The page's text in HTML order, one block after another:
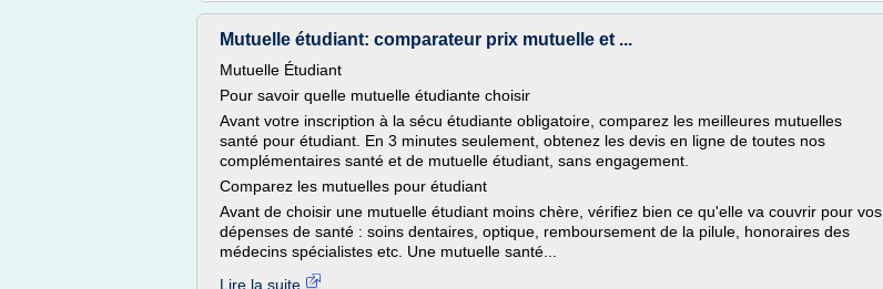
Mutuelle étudiant: comparateur prix mutuelle et ...
Mutuelle Étudiant
Pour savoir quelle mutuelle étudiante choisir
Avant votre inscription à la sécu étudiante obligatoire, comparez les meilleures mutuelles
santé pour étudiant. En 3 minutes seulement, obtenez les devis en ligne de toutes nos
complémentaires santé et de mutuelle étudiant, sans engagement.
Comparez les mutuelles pour étudiant
Avant de choisir une mutuelle étudiant moins chère, vérifiez bien ce qu'elle va couvrir pour vos
dépenses de santé : soins dentaires, optique, remboursement de la pilule, honoraires des
médecins spécialistes etc. Une mutuelle santé...
Lire la suite